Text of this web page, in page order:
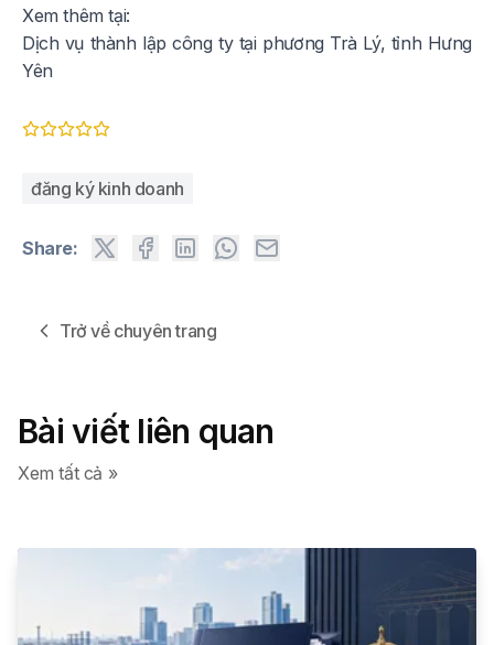
Xem thêm tại:
Dịch vụ thành lập công ty tại phương Trà Lý, tỉnh Hưng
Yên
đăng ký kinh doanh
Share:
Trở về chuyên trang
Bài viết liên quan
Xem tất cả »